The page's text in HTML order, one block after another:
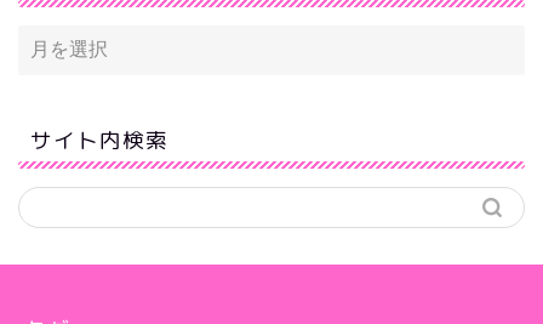
サイト内検索